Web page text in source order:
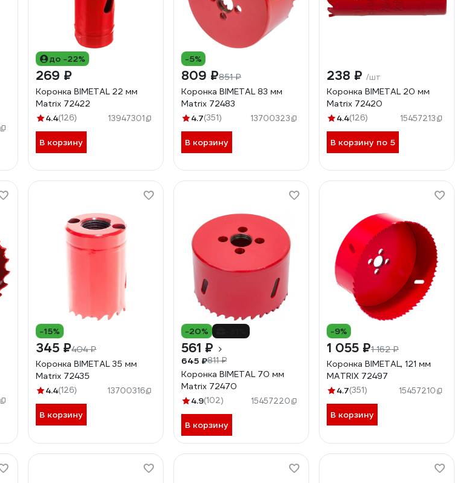
до -22%
269 ₽
Коронка BIMETAL 22 мм
Matrix 72422
4.4(126) 13947301
В корзину
-5%
809 ₽851 ₽
Коронка BIMETAL 83 мм
Matrix 72483
4.7(351) 13700323
В корзину
238 ₽ /шт
Коронка BIMETAL 20 мм
Matrix 72420
4.4(126) 15457213
В корзину по 5
-15%
345 ₽404 ₽
Коронка BIMETAL 35 мм
Matrix 72435
4.4(126) 13700316
В корзину
-20%
561 ₽
645 ₽811 ₽
Коронка BIMETAL 70 мм
Matrix 72470
4.9(102) 15457220
В корзину
-9%
1 055 ₽1 162 ₽
Коронка BIMETAL, 121 мм
MATRIX 72497
4.7(351) 15457210
В корзину